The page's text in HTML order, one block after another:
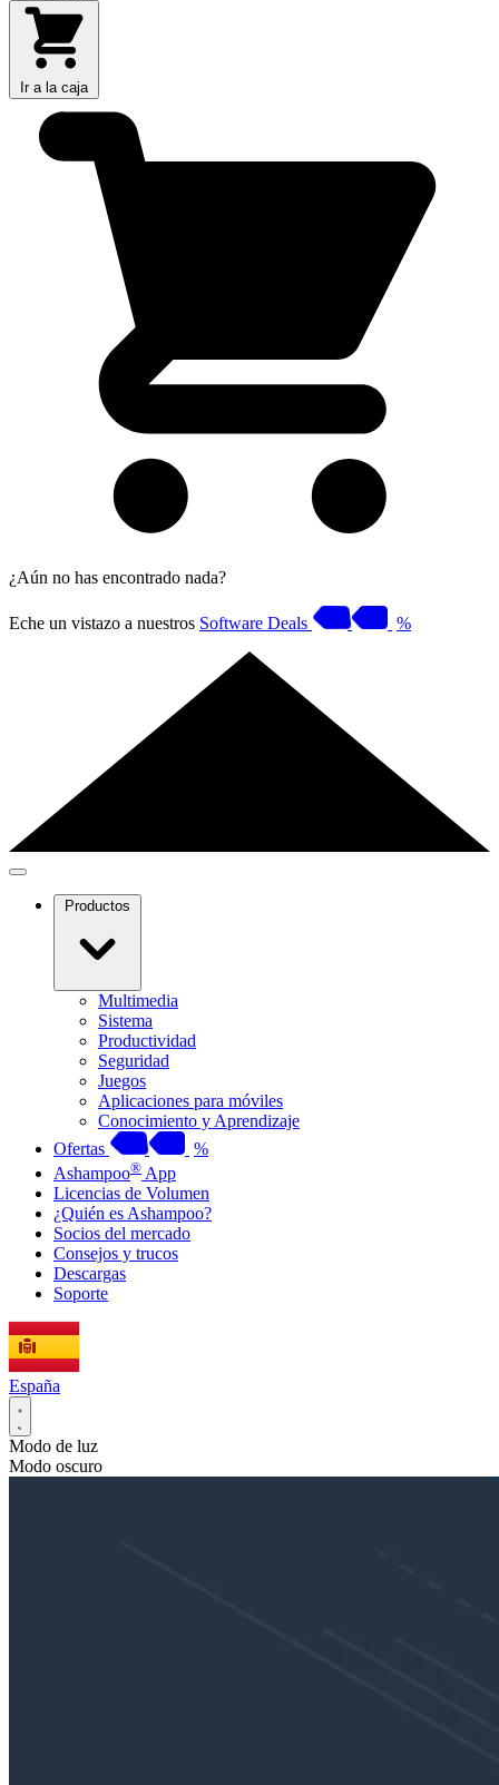
Ir a la caja
¿Aún no has encontrado nada?
Eche un vistazo a nuestros Software Deals %
Productos
Multimedia
Sistema
Productividad
Seguridad
Juegos
Aplicaciones para móviles
Conocimiento y Aprendizaje
Ofertas
%
Ashampoo® App
Licencias de Volumen
¿Quién es Ashampoo?
Socios del mercado
Consejos y trucos
Descargas
Soporte
España
Modo de luz
Modo oscuro